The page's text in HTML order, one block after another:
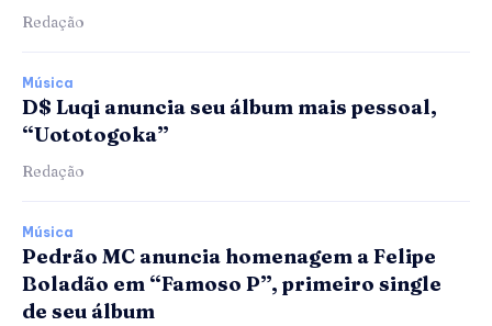
Redação
Música
D$ Luqi anuncia seu álbum mais pessoal,
“Uototogoka”
Redação
Música
Pedrão MC anuncia homenagem a Felipe
Boladão em “Famoso P”, primeiro single
de seu álbum